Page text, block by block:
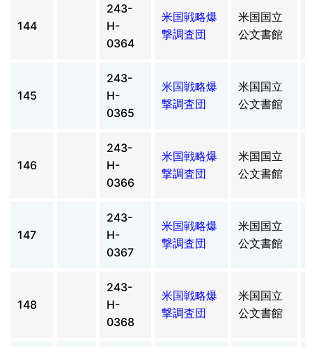
144
243-
H-
0364
米国戦略爆
撃調査団
米国国立
公文書館
145
243-
H-
0365
米国戦略爆
撃調査団
米国国立
公文書館
146
243-
H-
0366
米国戦略爆
撃調査団
米国国立
公文書館
147
243-
H-
0367
米国戦略爆
撃調査団
米国国立
公文書館
148
243-
H-
0368
米国戦略爆
撃調査団
米国国立
公文書館